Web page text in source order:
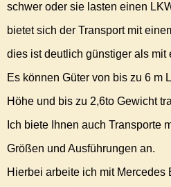
schwer oder sie lasten einen
bietet sich der Transport mit
dies ist deutlich günstiger als mit
Es können Güter von bis zu 6 m
Höhe und bis zu 2,6to Gewicht
Ich biete Ihnen auch Transporte
Größen und Ausführungen an.
Hierbei arbeite ich mit Mercedes